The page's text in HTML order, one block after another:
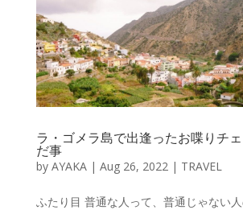
ラ・ゴメラ島で出逢ったお喋りチ
だ事
by AYAKA| Aug 26, 2022| TRAVEL
ふたり目 普通な人って、普通じゃない